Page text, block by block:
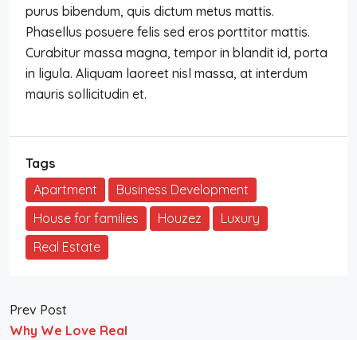
purus bibendum, quis dictum metus mattis.
Phasellus posuere felis sed eros porttitor mattis.
Curabitur massa magna, tempor in blandit id, porta
in ligula. Aliquam laoreet nisl massa, at interdum
mauris sollicitudin et.
Tags
Apartment
Business Development
House for families
Houzez
Luxury
Real Estate
Prev Post
Why We Love Real